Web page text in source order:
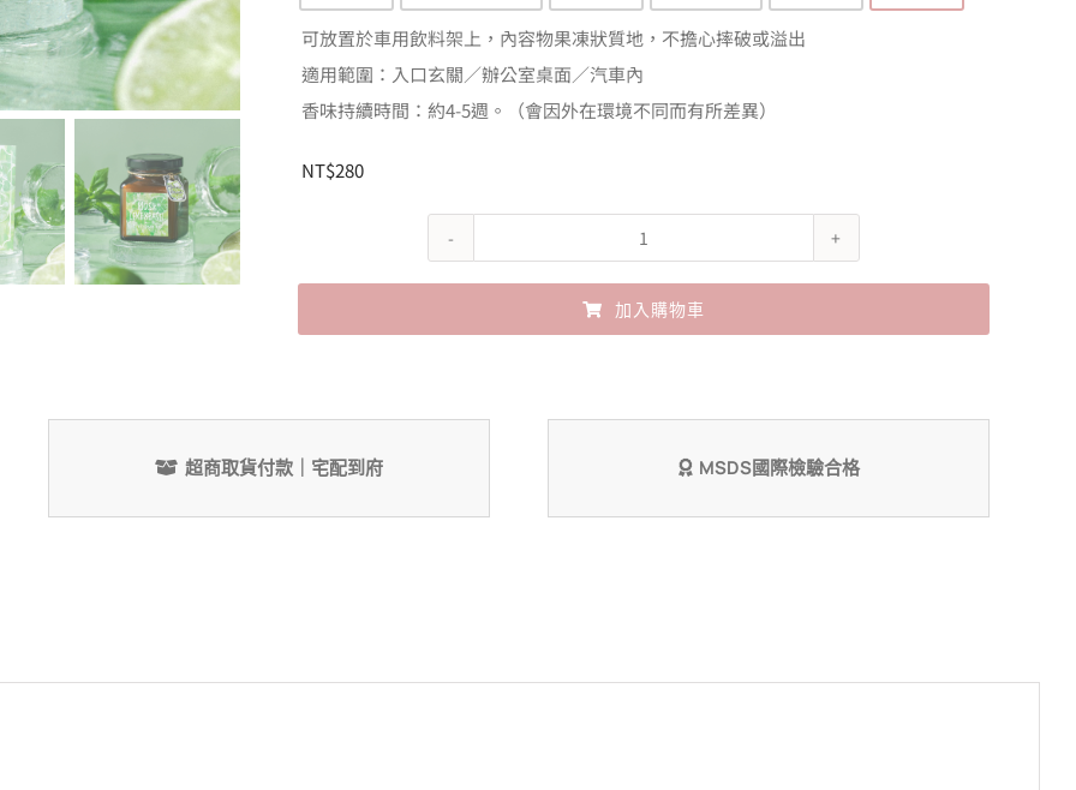
可放置於車用飲料架上，內容物果凍狀質地，不擔心摔破或溢出
適用範圍：入口玄關／辦公室桌面／汽車內
香味持續時間：約4-5週。（會因外在環境不同而有所差異）
NT$280
John's
Blend
青
加入購物車
超商取貨付款｜宅配到府 MSDS國際檢驗合格